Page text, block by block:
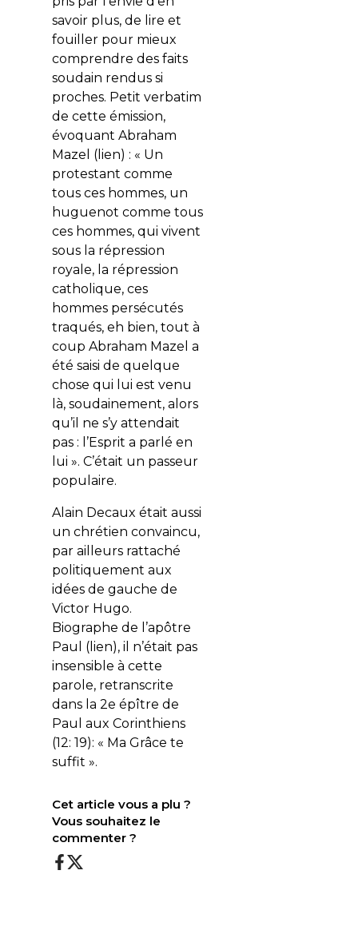
savoir plus, de lire et
fouiller pour mieux
comprendre des faits
soudain rendus si
proches. Petit verbatim
de cette émission,
évoquant Abraham
Mazel (lien) : « Un
protestant comme
tous ces hommes, un
huguenot comme tous
ces hommes, qui vivent
sous la répression
royale, la répression
catholique, ces
hommes persécutés
traqués, eh bien, tout à
coup Abraham Mazel a
été saisi de quelque
chose qui lui est venu
là, soudainement, alors
qu’il ne s’y attendait
pas : l’Esprit a parlé en
lui ». C’était un passeur
populaire.
Alain Decaux était aussi
un chrétien convaincu,
par ailleurs rattaché
politiquement aux
idées de gauche de
Victor Hugo.
Biographe de l’apôtre
Paul (lien), il n’était pas
insensible à cette
parole, retranscrite
dans la 2e épître de
Paul aux Corinthiens
(12: 19): « Ma Grâce te
suffit ».
Cet article vous a plu ?
Vous souhaitez le
commenter ?